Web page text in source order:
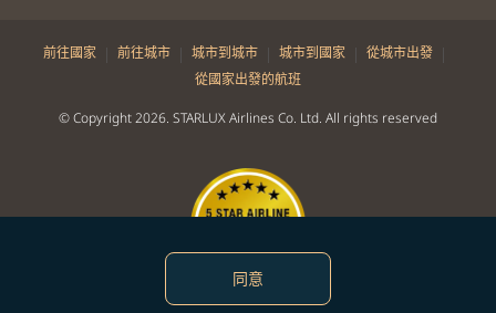
同意
前往國家 | 前往城市 | 城市到城市 | 城市到國家 | 從城市出發 |
從國家出發的航班
© Copyright 2026. STARLUX Airlines Co. Ltd. All rights reserved